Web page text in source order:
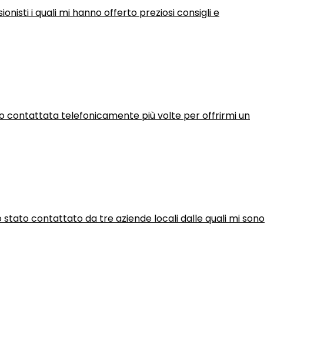
i quali mi hanno offerto preziosi consigli e
contattata telefonicamente più volte per offrirmi un
stato contattato da tre aziende locali dalle quali mi sono